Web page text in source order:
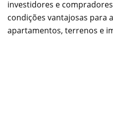
investidores e
condições vantajosas para
apartamentos, terrenos e